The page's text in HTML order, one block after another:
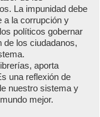
La impunidad debe
a la corrupción y
políticos gobernar
de los ciudadanos,
aporta
una reflexión de
nuestro sistema y
mejor.